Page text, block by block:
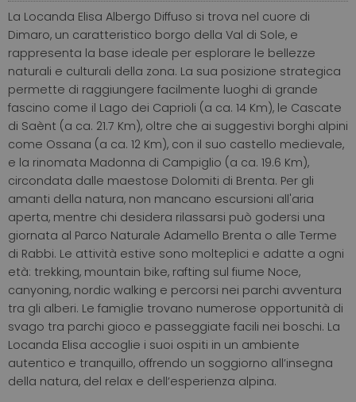
La Locanda Elisa Albergo Diffuso si trova nel cuore di
Dimaro, un caratteristico borgo della Val di Sole, e
rappresenta la base ideale per esplorare le bellezze
naturali e culturali della zona. La sua posizione strategica
permette di raggiungere facilmente luoghi di grande
fascino come il Lago dei Caprioli (a ca. 14 Km), le Cascate
di Saènt (a ca. 21.7 Km), oltre che ai suggestivi borghi alpini
come Ossana (a ca. 12 Km), con il suo castello medievale,
e la rinomata Madonna di Campiglio (a ca. 19.6 Km),
circondata dalle maestose Dolomiti di Brenta. Per gli
amanti della natura, non mancano escursioni all'aria
aperta, mentre chi desidera rilassarsi può godersi una
giornata al Parco Naturale Adamello Brenta o alle Terme
di Rabbi. Le attività estive sono molteplici e adatte a ogni
età: trekking, mountain bike, rafting sul fiume Noce,
canyoning, nordic walking e percorsi nei parchi avventura
tra gli alberi. Le famiglie trovano numerose opportunità di
svago tra parchi gioco e passeggiate facili nei boschi. La
Locanda Elisa accoglie i suoi ospiti in un ambiente
autentico e tranquillo, offrendo un soggiorno all’insegna
della natura, del relax e dell’esperienza alpina.